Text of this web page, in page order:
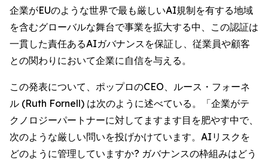
企業がEUのような世界で最も厳しいAI規制を有する地域
を含むグローバルな舞台で事業を拡大する中、この認証は
一貫した責任あるAIガバナンスを保証し、従業員や顧客
との関わりにおいて企業に自信を与える。
この発表について、ポップロのCEO、ルース・フォーネ
ル (Ruth Fornell) は次のように述べている。「企業がテ
クノロジーパートナーに対してますます目を肥やす中で、
次のような厳しい問いを投げかけています。AIリスクを
どのように管理していますか? ガバナンスの枠組みはどう